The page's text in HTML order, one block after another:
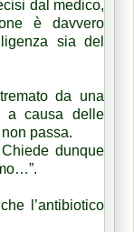
dal medico,
è davvero
sia del
da una
a causa delle
passa.
dunque
l’antibiotico